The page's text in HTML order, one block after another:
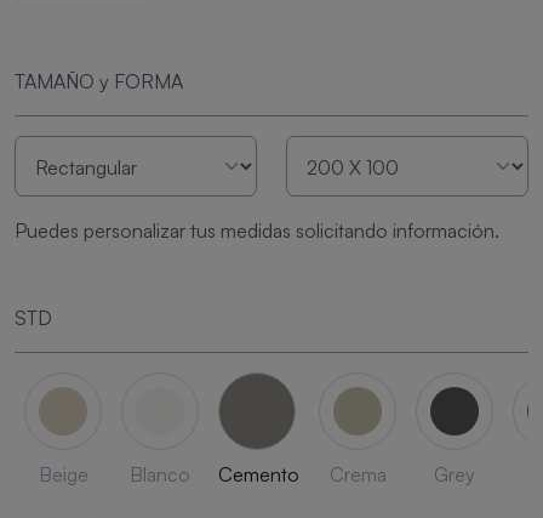
TAMAÑO y FORMA
Puedes personalizar tus medidas solicitando información.
STD
Beige Blanco Cemento Crema Grey